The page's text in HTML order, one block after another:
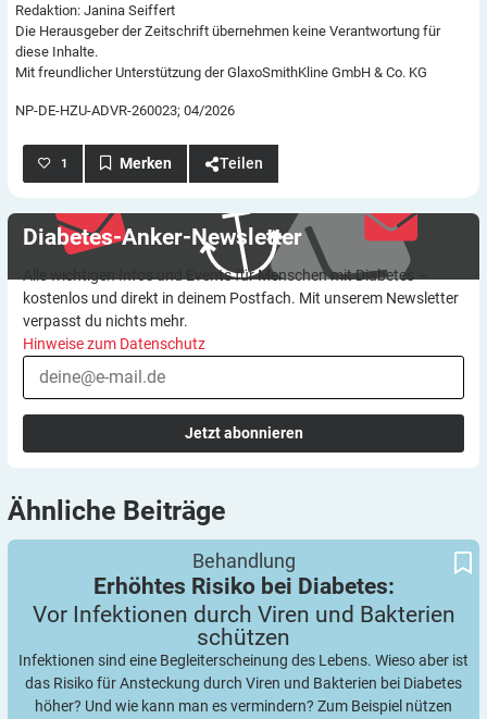
Redaktion: Janina Seiffert
Die Herausgeber der Zeitschrift übernehmen keine Verantwortung für
diese Inhalte.
Mit freundlicher Unterstützung der GlaxoSmithKline GmbH & Co. KG
NP-DE-HZU-ADVR-260023; 04/2026
1 Teilen
Diabetes-Anker-Newsletter
Alle wichtigen Infos und Events für Menschen mit Diabetes –
kostenlos und direkt in deinem Postfach. Mit unserem Newsletter
verpasst du nichts mehr.
Hinweise zum Datenschutz
Jetzt abonnieren
Ähnliche Beiträge
Behandlung
Erhöhtes Risiko bei Diabetes:
Vor Infektionen durch Viren und Bakterien
schützen
Infektionen sind eine Begleiterscheinung des Lebens. Wieso aber ist
das Risiko für Ansteckung durch Viren und Bakterien bei Diabetes
höher? Und wie kann man es vermindern? Zum Beispiel nützen